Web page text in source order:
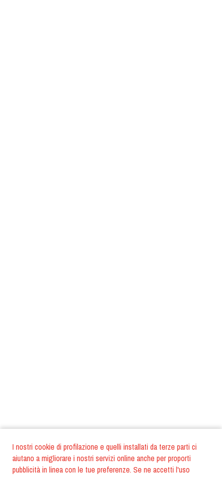
I nostri cookie di profilazione e quelli installati da terze parti ci
aiutano a migliorare i nostri servizi online anche per proporti
pubblicità in linea con le tue preferenze. Se ne accetti l'uso